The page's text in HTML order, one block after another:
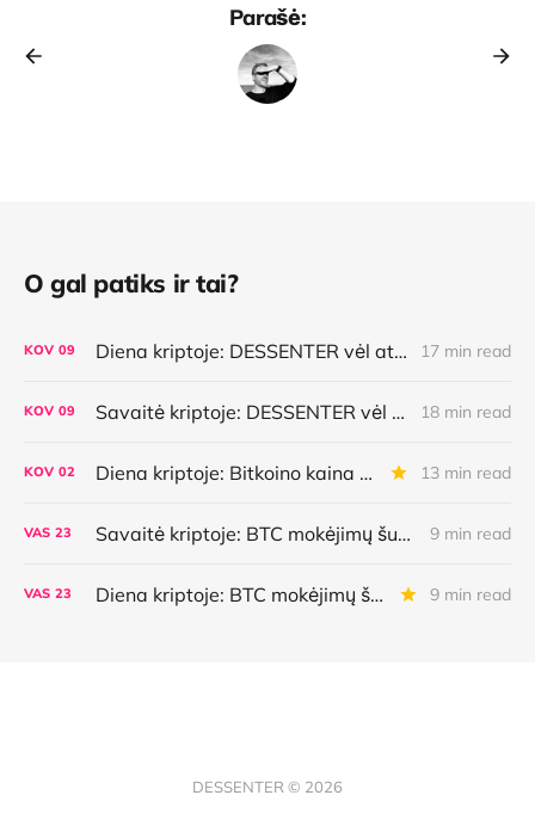
Parašė:
O gal patiks ir tai?
KOV 09 Diena kriptoje: DESSENTER vėl atsinaujino, istorinė Bitkoino savaitė, AI pasirinkimai, lietuviška MiCA 17 min read
KOV 09 Savaitė kriptoje: DESSENTER vėl atsinaujino, istorinė Bitkoino savaitė, AI pasirinkimai, lietuviška MiCA 18 min read
KOV 02 Diena kriptoje: Bitkoino kaina atsilieka nuo plėtros, kuo mokės AI agentai, Ethereum aktyvėjimas ir dar daugiau 13 min read
VAS 23 Savaitė kriptoje: BTC mokėjimų šuolis, naujoviška kredito linija, AI agentų galimybės bei klaidos ir dar daugiau 9 min read
VAS 23 Diena kriptoje: BTC mokėjimų šuolis, naujoviška kredito linija, AI agentų galimybės bei klaidos ir dar daugiau 9 min read
DESSENTER © 2026